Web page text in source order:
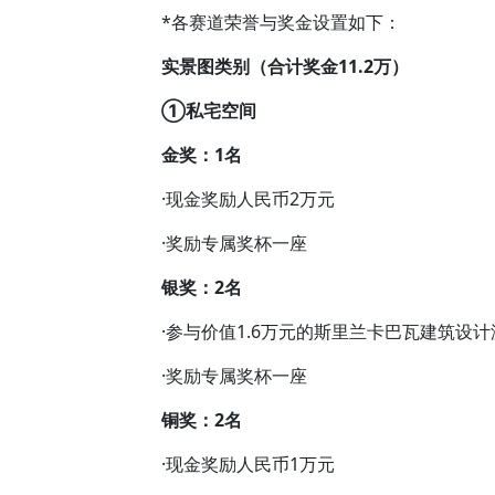
*各赛道荣誉与奖金设置如下：
实景图类别（合计奖金11.2万）
①私宅空间
金奖：1名
·现金奖励人民币2万元
·奖励专属奖杯一座
银奖：2名
·参与价值1.6万元的斯里兰卡巴瓦建筑设计
·奖励专属奖杯一座
铜奖：2名
·现金奖励人民币1万元